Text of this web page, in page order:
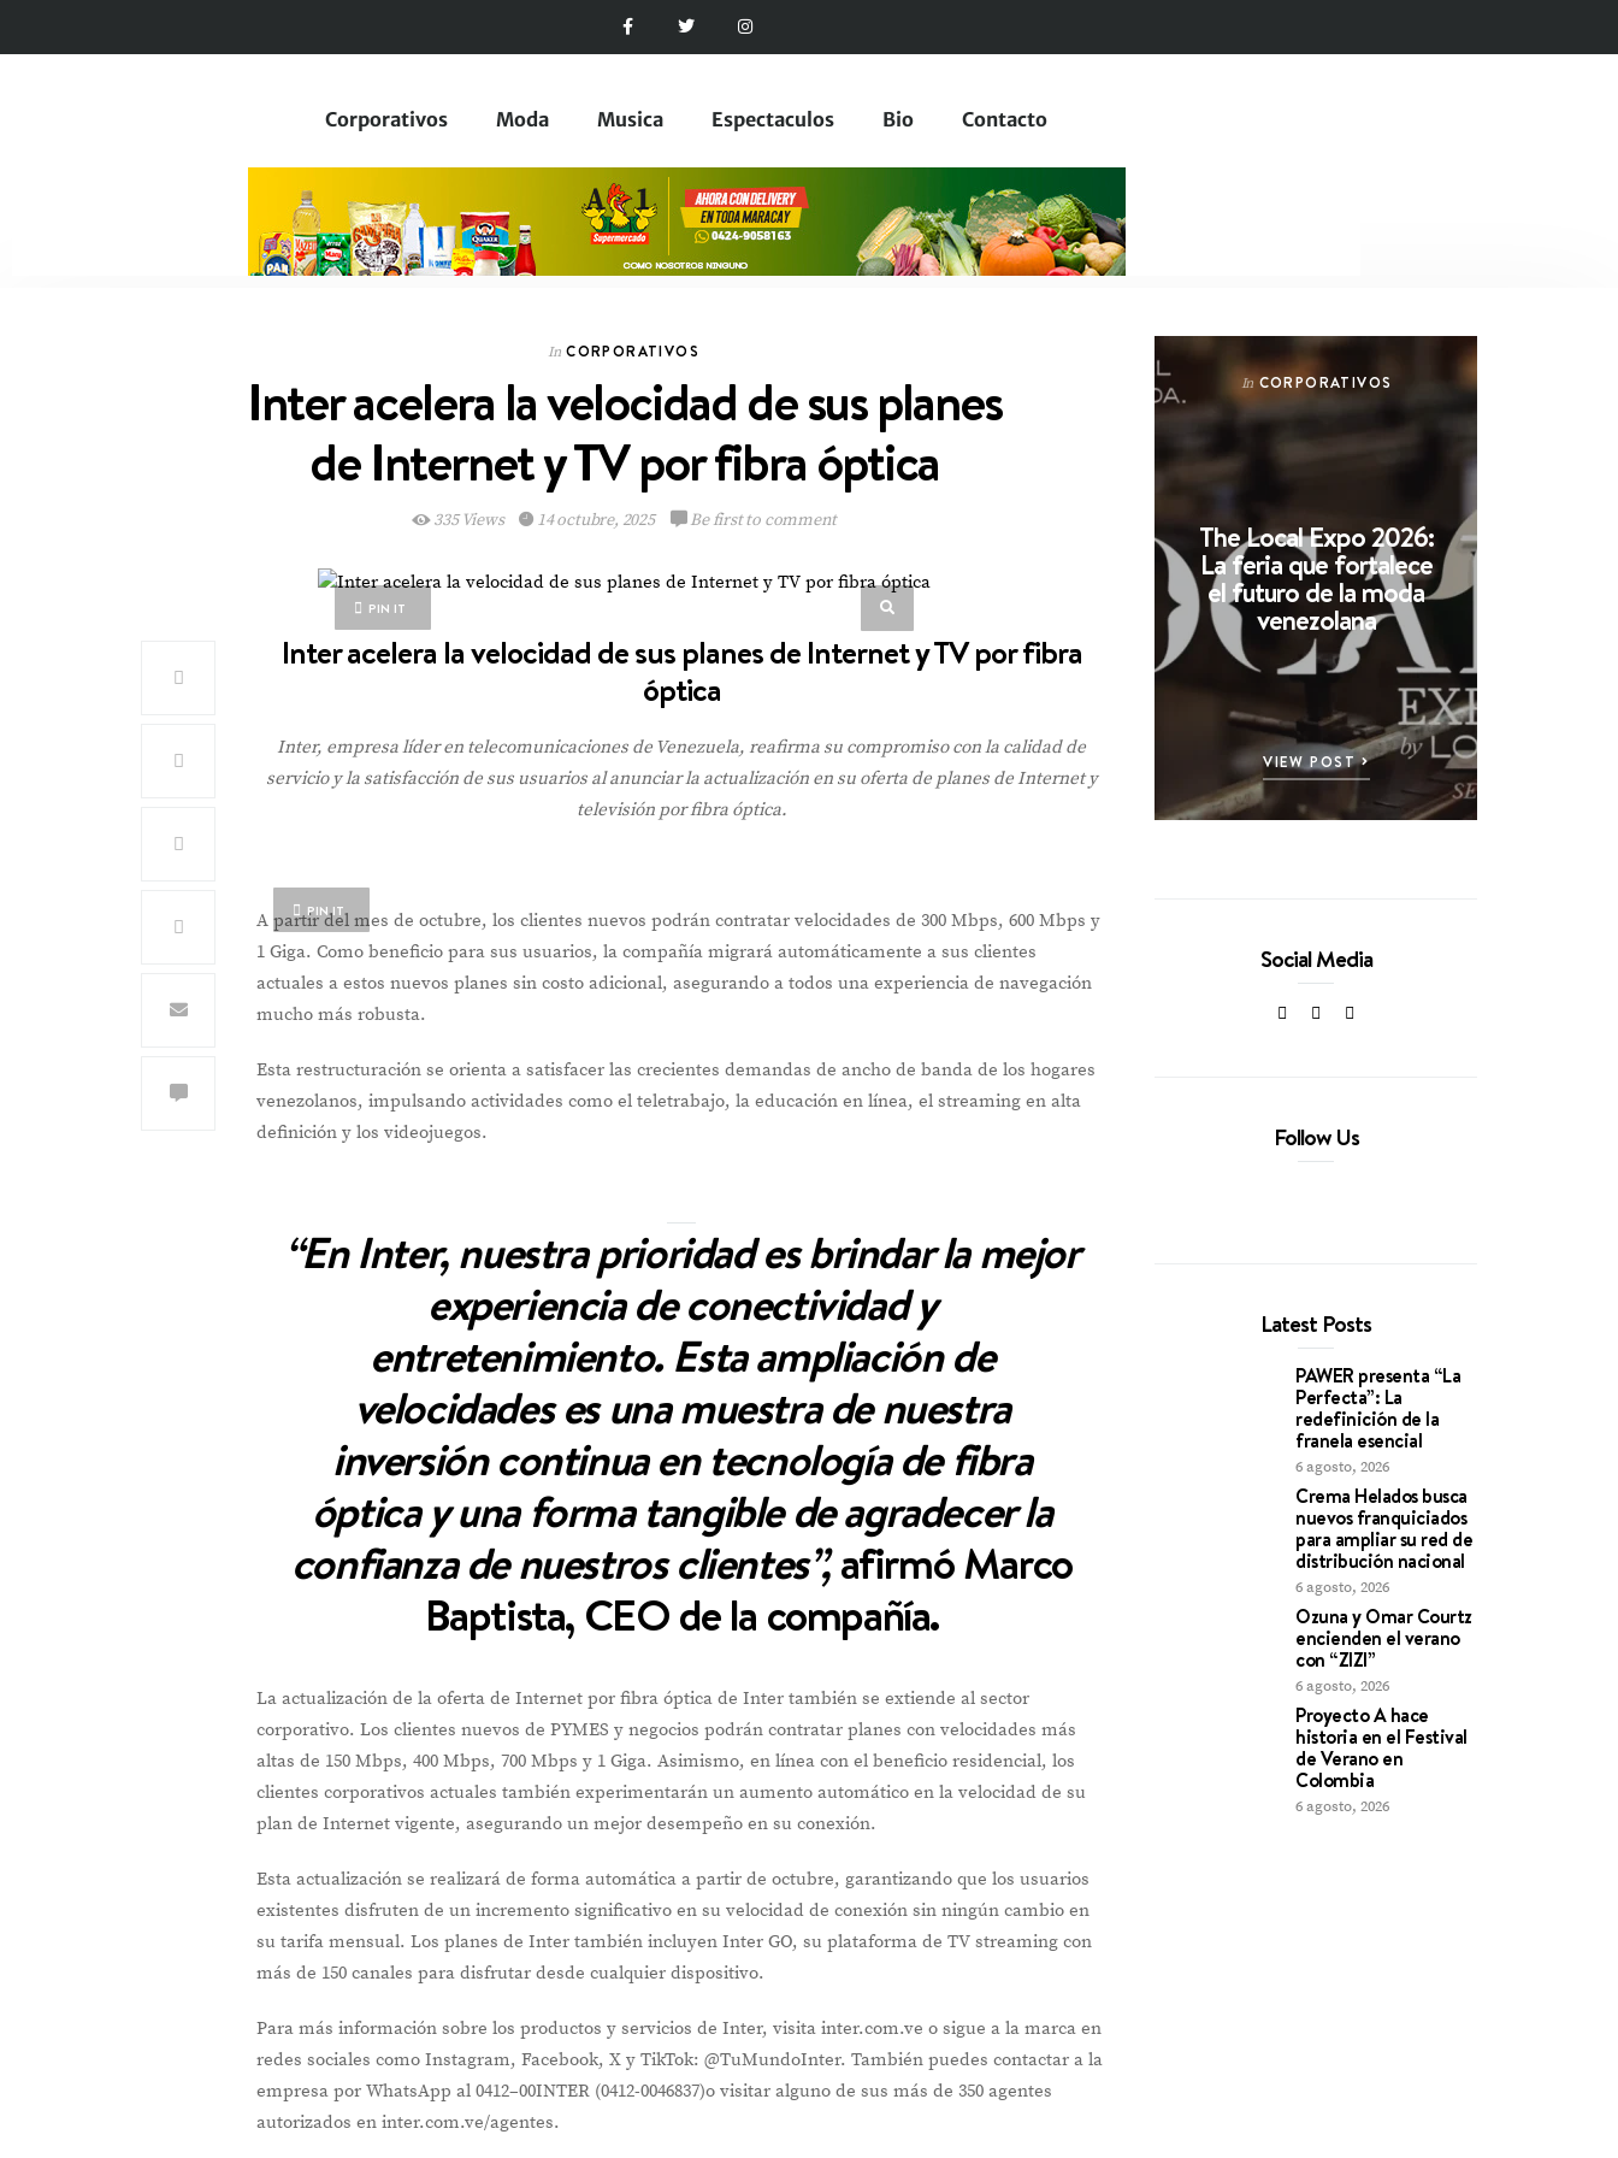
Corporativos Moda Musica Espectaculos Bio Contacto
In CORPORATIVOS
Inter acelera la velocidad de sus planes
de Internet y TV por fibra óptica
335 Views 14 octubre, 2025 Be first to comment
PIN IT
Inter acelera la velocidad de sus planes de Internet y TV por fibra
óptica
Inter, empresa líder en telecomunicaciones de Venezuela, reafirma su compromiso con la calidad de
servicio y la satisfacción de sus usuarios al anunciar la actualización en su oferta de planes de Internet y
televisión por fibra óptica.
PIN IT
A partir del mes de octubre, los clientes nuevos podrán contratar velocidades de 300 Mbps, 600 Mbps y
1 Giga. Como beneficio para sus usuarios, la compañía migrará automáticamente a sus clientes
actuales a estos nuevos planes sin costo adicional, asegurando a todos una experiencia de navegación
mucho más robusta.
Esta restructuración se orienta a satisfacer las crecientes demandas de ancho de banda de los hogares
venezolanos, impulsando actividades como el teletrabajo, la educación en línea, el streaming en alta
definición y los videojuegos.
“En Inter, nuestra prioridad es brindar la mejor
experiencia de conectividad y
entretenimiento. Esta ampliación de
velocidades es una muestra de nuestra
inversión continua en tecnología de fibra
óptica y una forma tangible de agradecer la
confianza de nuestros clientes”,afirmó Marco
Baptista, CEO de la compañía.
La actualización de la oferta de Internet por fibra óptica de Inter también se extiende al sector
corporativo. Los clientes nuevos de PYMES y negocios podrán contratar planes con velocidades más
altas de 150 Mbps, 400 Mbps, 700 Mbps y 1 Giga. Asimismo, en línea con el beneficio residencial, los
clientes corporativos actuales también experimentarán un aumento automático en la velocidad de su
plan de Internet vigente, asegurando un mejor desempeño en su conexión.
Esta actualización se realizará de forma automática a partir de octubre, garantizando que los usuarios
existentes disfruten de un incremento significativo en su velocidad de conexión sin ningún cambio en
su tarifa mensual. Los planes de Inter también incluyen Inter GO, su plataforma de TV streaming con
más de 150 canales para disfrutar desde cualquier dispositivo.
Para más información sobre los productos y servicios de Inter, visita inter.com.ve o sigue a la marca en
redes sociales como Instagram, Facebook, X y TikTok: @TuMundoInter. También puedes contactar a la
empresa por WhatsApp al 0412–00INTER (0412-0046837)o visitar alguno de sus más de 350 agentes
autorizados en inter.com.ve/agentes.
CORPORATIVOS
Sabores expande su
Portafolio de bebidas
In CORPORATIVOS
The Local Expo 2026:
La feria que fortalece
el futuro de la moda
venezolana
VIEW POST
Social Media
Follow Us
Latest Posts
PAWER presenta “La
Perfecta”: La
redefinición de la
franela esencial
6 agosto, 2026
Crema Helados busca
nuevos franquiciados
para ampliar su red de
distribución nacional
6 agosto, 2026
Ozuna y Omar Courtz
encienden el verano
con “ZIZI”
6 agosto, 2026
Proyecto A hace
historia en el Festival
de Verano en
Colombia
6 agosto, 2026